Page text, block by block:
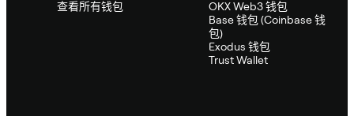
查看所有钱包
OKX Web3 钱包
Base 钱包 (Coinbase 钱
包)
Exodus 钱包
Trust Wallet